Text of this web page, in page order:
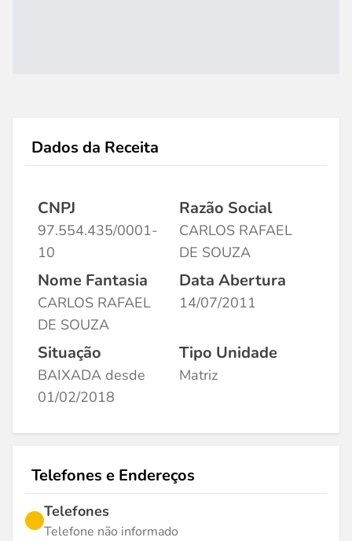
Dados da Receita
CNPJ
97.554.435/0001-
10
Razão Social
CARLOS RAFAEL
DE SOUZA
Nome Fantasia
CARLOS RAFAEL
DE SOUZA
Data Abertura
14/07/2011
Situação
BAIXADA desde
01/02/2018
Tipo Unidade
Matriz
Telefones e Endereços
Telefones
Telefone não informado